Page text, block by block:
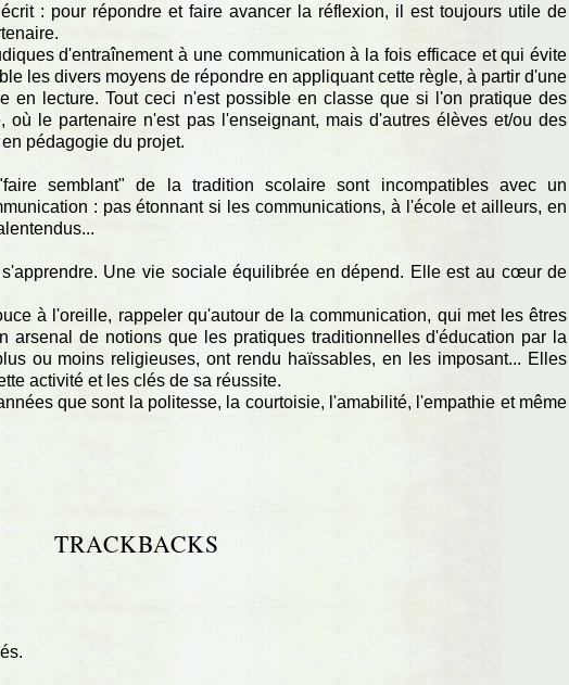
: pour répondre et faire avancer la réflexion, il est toujours utile de
d'entraînement à une communication à la fois efficace et qui évite
les divers moyens de répondre en appliquant cette règle, à partir d'une
en lecture. Tout ceci n'est possible en classe que si l'on pratique des
où le partenaire n'est pas l'enseignant, mais d'autres élèves et/ou des
pédagogie du projet.
semblant" de la tradition scolaire sont incompatibles avec un
: pas étonnant si les communications, à l'école et ailleurs, en
Une vie sociale équilibrée en dépend. Elle est au cœur de
à l'oreille, rappeler qu'autour de la communication, qui met les êtres
arsenal de notions que les pratiques traditionnelles d'éducation par la
ou moins religieuses, ont rendu haïssables, en les imposant... Elles
activité et les clés de sa réussite.
que sont la politesse, la courtoisie, l'amabilité, l'empathie et même
TRACKBACKS